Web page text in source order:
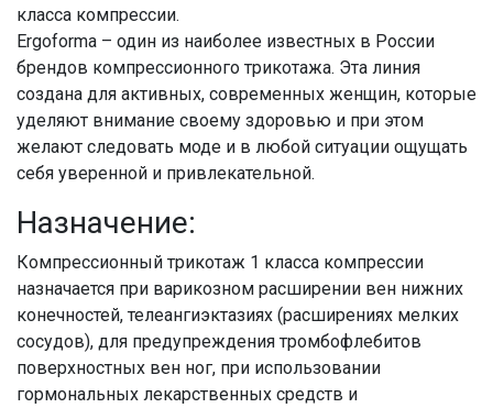
класса компрессии.
Ergoforma – один из наиболее известных в России
брендов компрессионного трикотажа. Эта линия
создана для активных, современных женщин, которые
уделяют внимание своему здоровью и при этом
желают следовать моде и в любой ситуации ощущать
себя уверенной и привлекательной.
Назначение:
Компрессионный трикотаж 1 класса компрессии
назначается при варикозном расширении вен нижних
конечностей, телеангиэктазиях (расширениях мелких
сосудов), для предупреждения тромбофлебитов
поверхностных вен ног, при использовании
гормональных лекарственных средств и